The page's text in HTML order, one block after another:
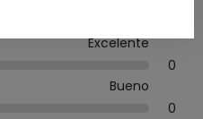
Excelente
0
Bueno
0